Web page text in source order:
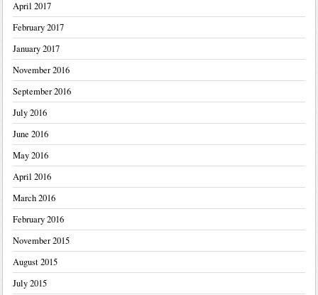
April 2017
February 2017
January 2017
November 2016
September 2016
July 2016
June 2016
May 2016
April 2016
March 2016
February 2016
November 2015
August 2015
July 2015